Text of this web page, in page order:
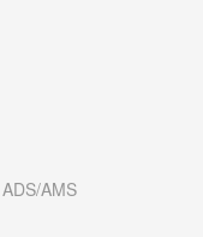
AMS